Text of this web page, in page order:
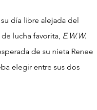
día libre alejada del
lucha favorita, E.W.W.
de su nieta Renee
elegir entre sus dos